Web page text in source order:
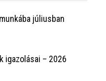
júliusban
igazolásai – 2026